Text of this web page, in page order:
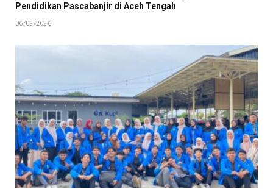
Pendidikan Pascabanjir di Aceh Tengah
06/02/2026